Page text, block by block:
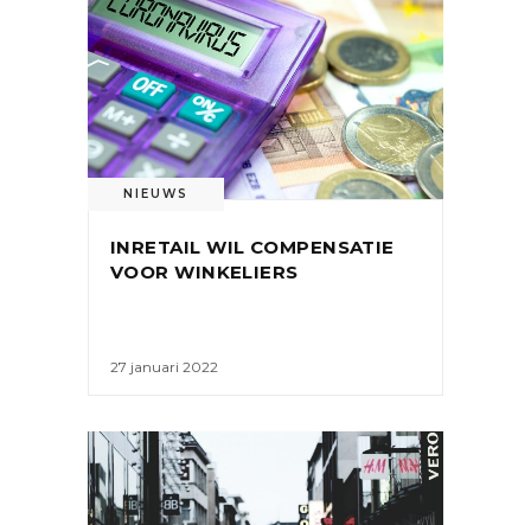
NIEUWS
INRETAIL WIL COMPENSATIE
VOOR WINKELIERS
27 januari 2022